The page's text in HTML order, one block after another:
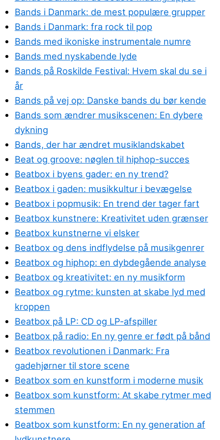
Bands i Danmark: de mest populære grupper
Bands i Danmark: fra rock til pop
Bands med ikoniske instrumentale numre
Bands med nyskabende lyde
Bands på Roskilde Festival: Hvem skal du se i
år
Bands på vej op: Danske bands du bør kende
Bands som ændrer musikscenen: En dybere
dykning
Bands, der har ændret musiklandskabet
Beat og groove: nøglen til hiphop-succes
Beatbox i byens gader: en ny trend?
Beatbox i gaden: musikkultur i bevægelse
Beatbox i popmusik: En trend der tager fart
Beatbox kunstnere: Kreativitet uden grænser
Beatbox kunstnerne vi elsker
Beatbox og dens indflydelse på musikgenrer
Beatbox og hiphop: en dybdegående analyse
Beatbox og kreativitet: en ny musikform
Beatbox og rytme: kunsten at skabe lyd med
kroppen
Beatbox på LP: CD og LP-afspiller
Beatbox på radio: En ny genre er født på bånd
Beatbox revolutionen i Danmark: Fra
gadehjørner til store scene
Beatbox som en kunstform i moderne musik
Beatbox som kunstform: At skabe rytmer med
stemmen
Beatbox som kunstform: En ny generation af